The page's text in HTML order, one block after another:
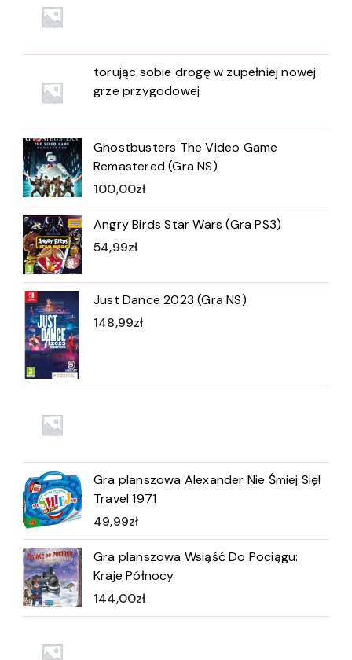
torując sobie drogę w zupełniej nowej
grze przygodowej
Ghostbusters The Video Game
Remastered (Gra NS)
100,00zł
Angry Birds Star Wars (Gra PS3)
54,99zł
Just Dance 2023 (Gra NS)
148,99zł
Gra planszowa Alexander Nie Śmiej Się!
Travel 1971
49,99zł
Gra planszowa Wsiąść Do Pociągu:
Kraje Północy
144,00zł